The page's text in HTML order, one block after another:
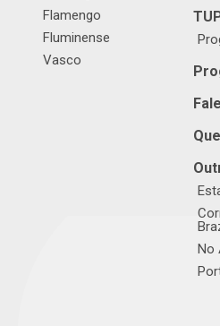
Flamengo
Fluminense
Vasco
No